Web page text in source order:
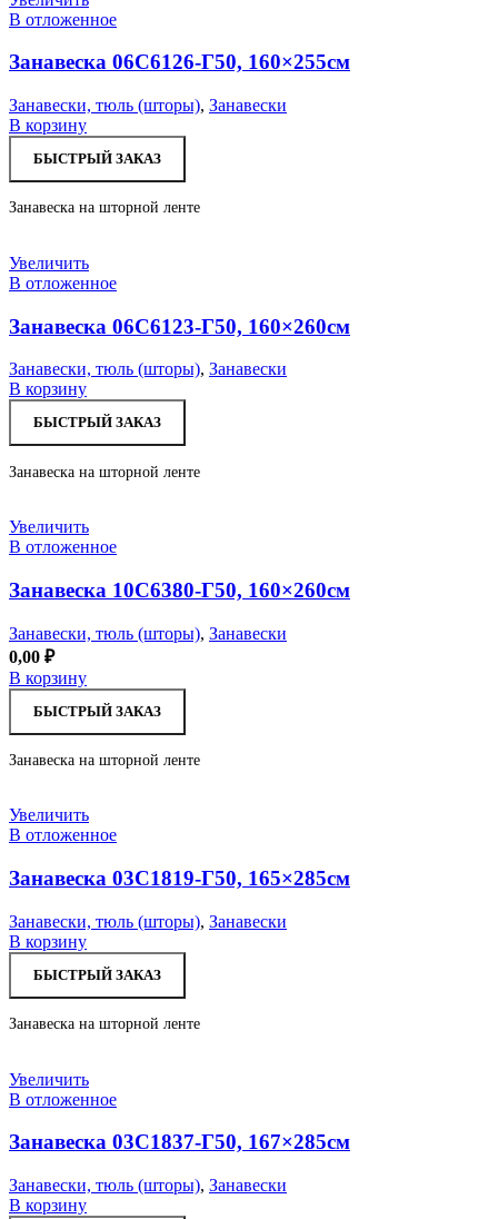
В отложенное
Занавеска 06С6126-Г50, 160×255см
Занавески, тюль (шторы), Занавески
В корзину
БЫСТРЫЙ ЗАКАЗ
Занавеска на шторной ленте
Увеличить
В отложенное
Занавеска 06С6123-Г50, 160×260см
Занавески, тюль (шторы), Занавески
В корзину
БЫСТРЫЙ ЗАКАЗ
Занавеска на шторной ленте
Увеличить
В отложенное
Занавеска 10С6380-Г50, 160×260см
Занавески, тюль (шторы), Занавески
0,00 ₽
В корзину
БЫСТРЫЙ ЗАКАЗ
Занавеска на шторной ленте
Увеличить
В отложенное
Занавеска 03С1819-Г50, 165×285см
Занавески, тюль (шторы), Занавески
В корзину
БЫСТРЫЙ ЗАКАЗ
Занавеска на шторной ленте
Увеличить
В отложенное
Занавеска 03С1837-Г50, 167×285см
Занавески, тюль (шторы), Занавески
В корзину